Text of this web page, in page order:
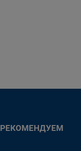
РЕКОМЕНДУЕМ